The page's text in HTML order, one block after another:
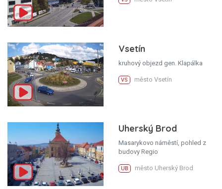
Vsetín
kruhový objezd gen. Klapálka
VS město Vsetín
Uherský Brod
Masarykovo náměstí, pohled z
budovy Regio
UB město Uherský Brod